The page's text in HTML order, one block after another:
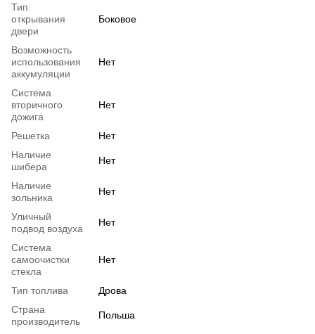
Тип
открывания
двери
Боковое
Возможность
использования
аккумуляции
Нет
Система
вторичного
дожига
Нет
Решетка
Нет
Наличие
шибера
Нет
Наличие
зольника
Нет
Уличный
подвод воздуха
Нет
Система
самоочистки
стекла
Нет
Тип топлива
Дрова
Страна
производитель
Польша